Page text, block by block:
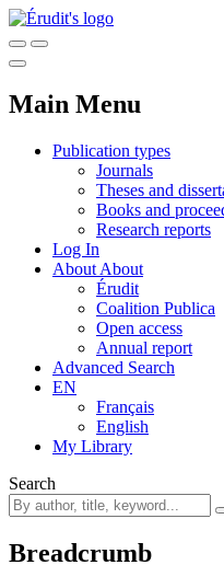
Main Menu
Publication types
Journals
Theses and
Books and
Research reports
Log In
About About
Érudit
Coalition Publica
Open access
Annual report
Advanced Search
EN
Français
English
My Library
Search
Breadcrumb